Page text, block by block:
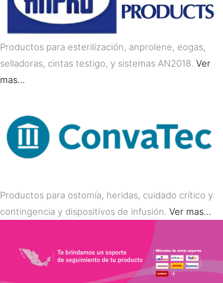
Productos para esterilización, anprolene, eogas,
selladoras, cintas testigo, y sistemas AN2018. Ver
mas…
Productos para ostomía, heridas, cuidado crítico y
contingencia y dispositivos de infusión. Ver mas…